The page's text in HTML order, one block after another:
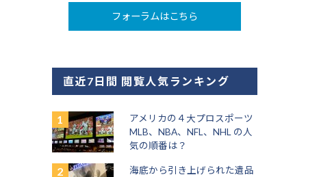
フォーラムはこちら
直近7日間 閲覧人気ランキング
アメリカの４大プロスポーツ
MLB、NBA、NFL、NHL の人
気の順番は？
海底から引き上げられた遺品